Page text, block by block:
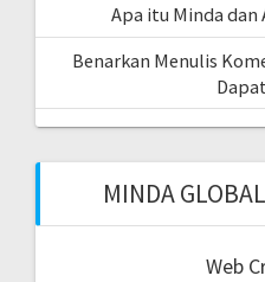
Apa itu Minda dan
Benarkan Menulis
MINDA
Web